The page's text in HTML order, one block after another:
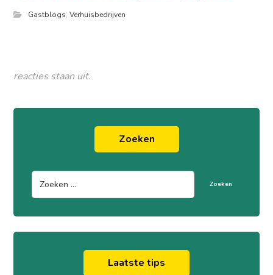
Gastblogs,Verhuisbedrijven
reacties staan uit.
Zoeken
Zoeken
Laatste tips